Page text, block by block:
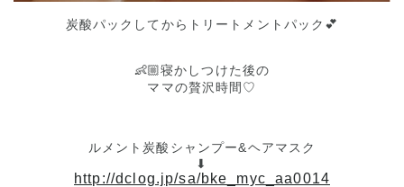
炭酸パックしてからトリートメントパック💕
👶🏼寝かしつけた後の
ママの贅沢時間♡
ルメント炭酸シャンプー&ヘアマスク
⬇︎
http://dclog.jp/sa/bke_myc_aa0014